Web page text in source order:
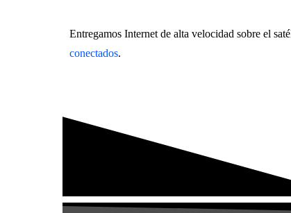
Entregamos Internet de alta velocidad sobre el
conectados.